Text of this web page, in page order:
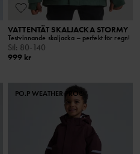
VATTENTÄT SKALJACKA STORMY
Testvinnande skaljacka – perfekt för regn!
Stl : 80-140
999 kr
PO.P WEATHER PRO®